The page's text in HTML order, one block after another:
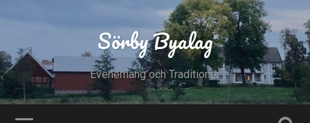
Sörby Byalag
Evenemang och Traditioner